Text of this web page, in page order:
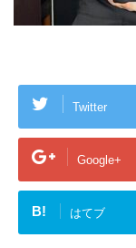
Twitter
Google+
B! はてブ